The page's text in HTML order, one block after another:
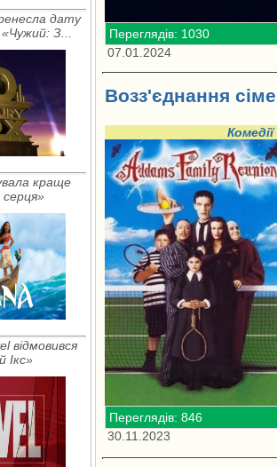
дату
З...
краще
відмовився
Ікс»
Переглядів: 1030
07.01.2024
Возз'єднання
Комедії
Переглядів: 846
30.11.2023